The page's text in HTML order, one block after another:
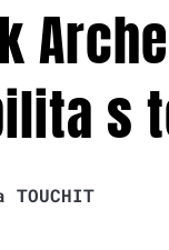
s
TOUCHIT